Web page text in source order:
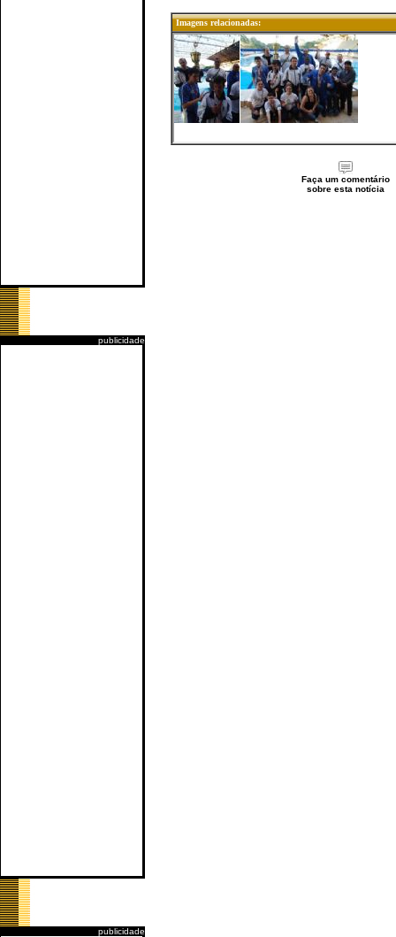
publicidade
publicidade
Imagens relacionadas:
Faça um comentário
sobre esta notícia